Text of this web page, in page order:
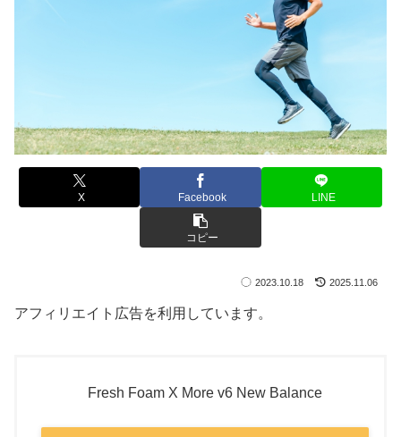
X Facebook LINE
コピー
2023.10.18 2025.11.06
アフィリエイト広告を利用しています。
Fresh Foam X More v6 New Balance